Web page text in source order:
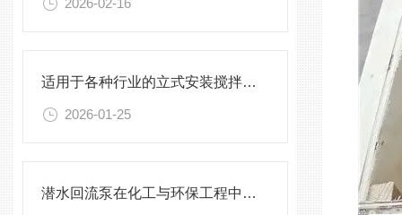
2026-02-16
适用于各种行业的立式安装搅拌机选型指南
2026-01-25
潜水回流泵在化工与环保工程中的关键作用